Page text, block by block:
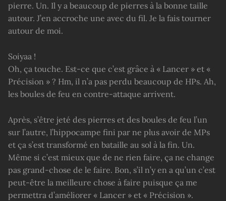
pierre. Un. Il y a beaucoup de pierres à la bonne taille
autour. J’en accroche une avec du fil. Je la fais tourner
autour de moi.
Soiyaa !
Oh, ça touche. Est-ce que c’est grâce à « Lancer » et «
Précision » ? Hm, il n’a pas perdu beaucoup de HPs. Ah,
les boules de feu en contre-attaque arrivent.
Après, s’être jeté des pierres et des boules de feu l’un
sur l’autre, l’hippocampe fini par ne plus avoir de MPs
et ça s’est transformé en bataille au sol à la fin. Un.
Même si c’est mieux que de ne rien faire, ça ne change
pas grand-chose de le faire. Bon, s’il n’y en a qu’un c’est
peut-être la meilleure chose à faire puisque ça me
permettra d’améliorer « Lancer » et « Précision ».